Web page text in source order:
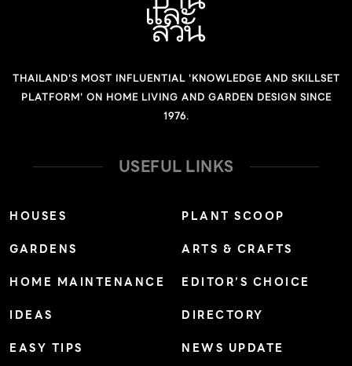
THAILAND'S MOST INFLUENTIAL 'KNOWLEDGE AND SKILLSET
PLATFORM' ON HOME LIVING AND GARDEN DESIGN SINCE
1976.
USEFUL LINKS
HOUSES
GARDENS
HOME MAINTENANCE
IDEAS
EASY TIPS
PLANT SCOOP
ARTS & CRAFTS
EDITOR’S CHOICE
DIRECTORY
NEWS UPDATE